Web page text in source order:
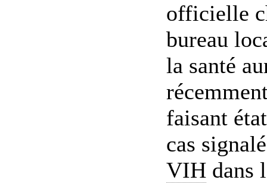
officielle
bureau
la santé
faisant
cas
VIH dans